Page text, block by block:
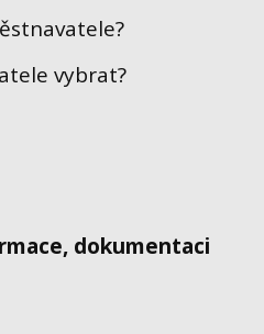
vybrat?
dokumentaci